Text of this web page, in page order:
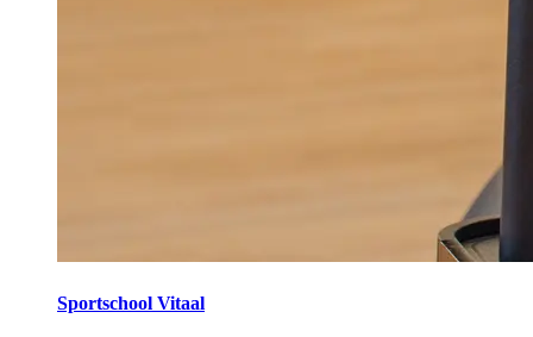
Sportschool Vitaal